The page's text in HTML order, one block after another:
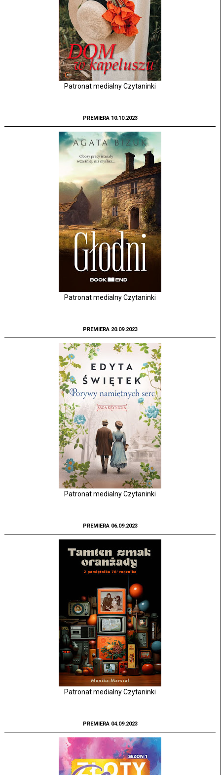
Patronat medialny Czytaninki
PREMIERA 10.10.2023
Patronat medialny Czytaninki
PREMIERA 20.09.2023
Patronat medialny Czytaninki
PREMIERA 06.09.2023
Patronat medialny Czytaninki
PREMIERA 04.09.2023